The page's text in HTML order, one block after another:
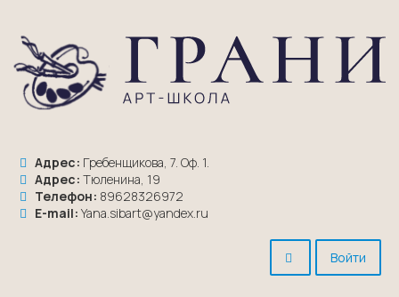
Адрес: Гребенщикова, 7. Оф. 1.
Адрес: Тюленина, 19
Телефон: 89628326972
E-mail: Yana.sibart@yandex.ru
Войти